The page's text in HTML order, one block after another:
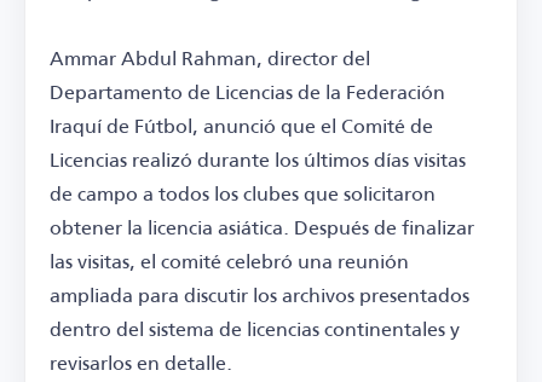
Ammar Abdul Rahman, director del
Departamento de Licencias de la Federación
Iraquí de Fútbol, anunció que el Comité de
Licencias realizó durante los últimos días visitas
de campo a todos los clubes que solicitaron
obtener la licencia asiática. Después de finalizar
las visitas, el comité celebró una reunión
ampliada para discutir los archivos presentados
dentro del sistema de licencias continentales y
revisarlos en detalle.